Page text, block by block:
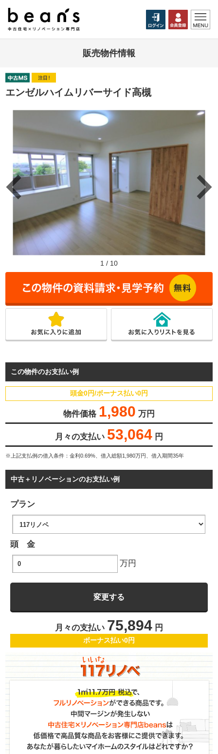
販売物件情報
エンゼルハイムリバーサイド高槻
1 / 10
この物件のお支払い例
頭金0円/ボーナス払い0円
物件価格 1,980 万円
月々の支払い 53,064 円
※上記支払例の借入条件：金利0.69%、借入総額1,980万円、借入期間35年
中古＋リノベーションのお支払い例
プラン
頭 金
万円
月々の支払い 75,894 円
ボーナス払い0円